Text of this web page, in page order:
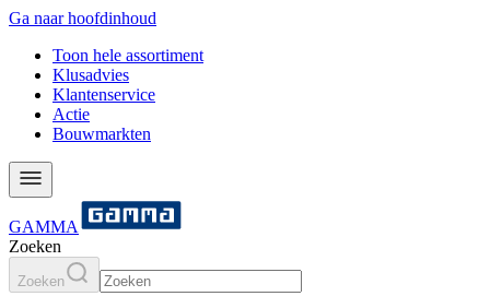
Ga naar hoofdinhoud
Toon hele assortiment
Klusadvies
Klantenservice
Actie
Bouwmarkten
GAMMA
Zoeken
Zoeken